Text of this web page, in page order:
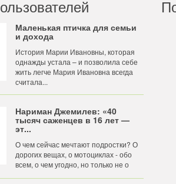
Маленькая птичка для семьи
и дохода
История Марии Ивановны, которая
однажды устала – и позволила себе
жить легче Мария Ивановна всегда
считала...
Нариман Джемилев: «40
тысяч саженцев в 16 лет —
эт...
О чем сейчас мечтают подростки? О
дорогих вещах, о мотоциклах - обо
всем, о чем угодно, но только не о